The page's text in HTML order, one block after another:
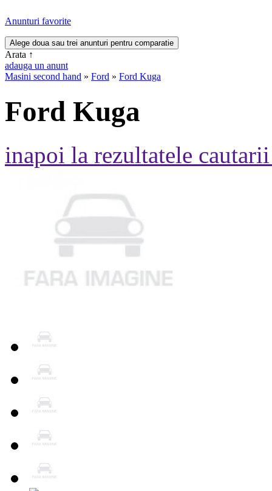
Anunturi favorite
Arata ↑
adauga un anunt
Masini second hand » Ford » Ford Kuga
Ford Kuga
inapoi la rezultatele